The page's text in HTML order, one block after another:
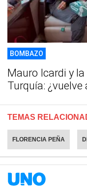
BOMBAZO
Mauro Icardi y
Turquía: ¿vuelve
TEMAS
FLORENCIA PEÑA